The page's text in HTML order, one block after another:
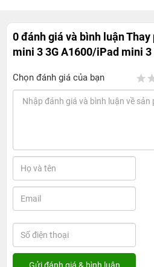
0 đánh giá và bình luậnThay
mini 3 3G A1600/iPad mini 3
Chọn đánh giá của bạn